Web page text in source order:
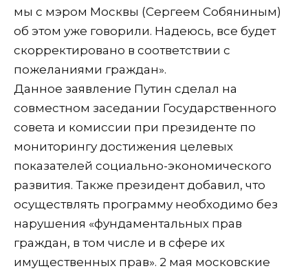
мы с мэром Москвы (Сергеем Собяниным)
об этом уже говорили. Надеюсь, все будет
скорректировано в соответствии с
пожеланиями граждан».
Данное заявление Путин сделал на
совместном заседании Государственного
совета и комиссии при президенте по
мониторингу достижения целевых
показателей социально-экономического
развития. Также президент добавил, что
осуществлять программу необходимо без
нарушения «фундаментальных прав
граждан, в том числе и в сфере их
имущественных прав». 2 мая московские